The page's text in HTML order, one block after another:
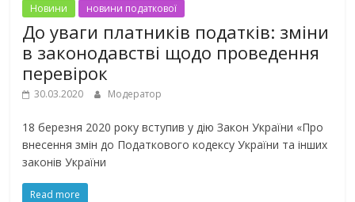
Новини новини податкової
До уваги платників податків: зміни
в законодавстві щодо проведення
перевірок
30.03.2020 Модератор
18 березня 2020 року вступив у дію Закон України «Про
внесення змін до Податкового кодексу України та інших
законів України
Read more